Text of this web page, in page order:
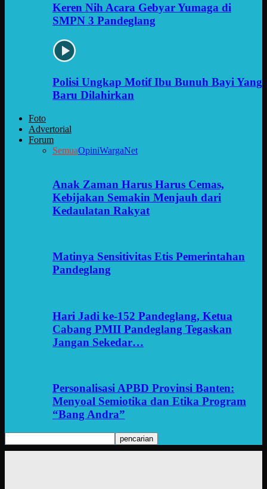
Keren Nih Acara Gebyar Yumaga di
SMPN 3 Pandeglang
Polisi Ungkap Motif Ibu Bunuh Bayi Yang
Baru Dilahirkan
Foto
Advertorial
Forum
SemuaOpiniWargaNet
Anak Zaman Harus Harus Cemas,
Kebijakan Semakin Menjauh dari
Kedaulatan Rakyat
Matinya Sensitivitas Etis Pemerintahan
Pandeglang
Hari Jadi ke-152 Pandeglang, Ketua
Cabang PMII Pandeglang Tegaskan
Jangan Sekedar…
Personalisasi APBD Provinsi Banten:
Menyoal Semiotika dan Etika Program
“Bang Andra”